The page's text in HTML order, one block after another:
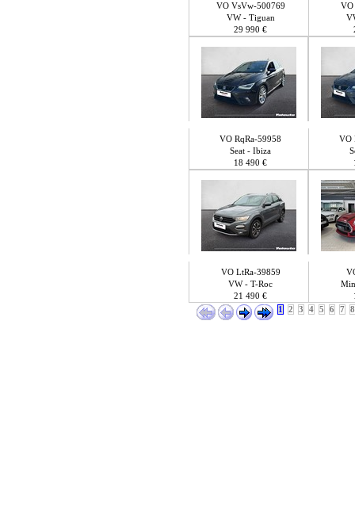
VO VsVw-500769
VW - Tiguan
29 990 €
VO
VO RqRa-59958
Seat - Ibiza
18 490 €
VO
VO LtRa-39859
VW - T-Roc
21 490 €
1 2 3 4 5 6 7 8